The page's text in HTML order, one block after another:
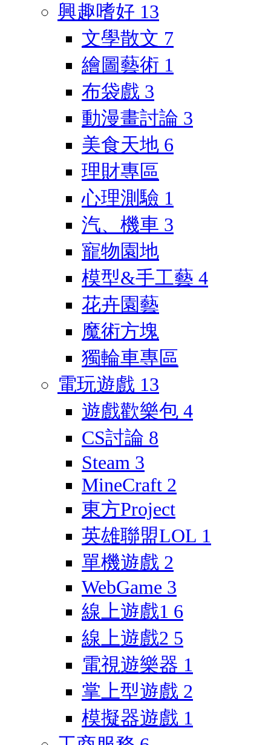
興趣嗜好 13
文學散文 7
繪圖藝術 1
布袋戲 3
動漫畫討論 3
美食天地 6
理財專區
心理測驗 1
汽、機車 3
寵物園地
模型&手工藝 4
花卉園藝
魔術方塊
獨輪車專區
電玩遊戲 13
遊戲歡樂包 4
CS討論 8
Steam 3
MineCraft 2
東方Project
英雄聯盟LOL 1
單機遊戲 2
WebGame 3
線上遊戲1 6
線上遊戲2 5
電視遊樂器 1
掌上型遊戲 2
模擬器遊戲 1